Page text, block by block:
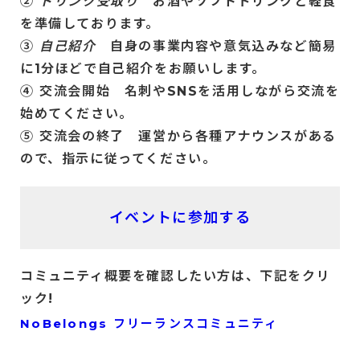
を準備しております。
③ 自己紹介自身の事業内容や意気込みなど簡易
に1分ほどで自己紹介をお願いします。
④ 交流会開始 名刺やSNSを活用しながら交流を
始めてください。
⑤ 交流会の終了 運営から各種アナウンスがある
ので、指示に従ってください。
イベントに参加する
コミュニティ概要を確認したい方は、下記をクリ
ック!
NoBelongs フリーランスコミュニティ